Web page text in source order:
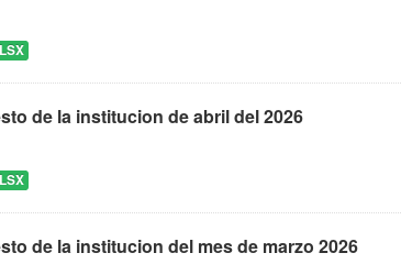
de la institucion de abril del 2026
de la institucion del mes de marzo 2026